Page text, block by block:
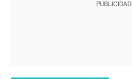
PUBLICIDAD